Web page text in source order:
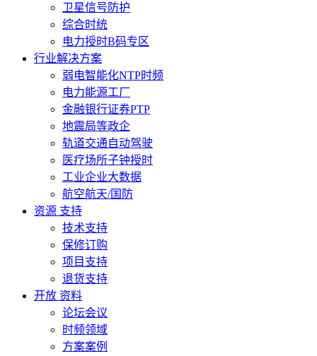
卫星信号防护
综合时统
电力授时B码专区
行业解决方案
弱电智能化NTP时频
电力能源工厂
金融银行证券PTP
地震局等政企
轨道交通自动驾驶
医疗场所子钟授时
工业企业大数据
航空航天/国防
资源 支持
技术支持
保修订购
项目支持
退货支持
开放 资料
论坛会议
时频领域
方案案例